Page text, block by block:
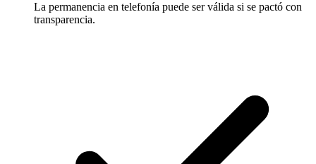
La permanencia en telefonía puede ser válida si se pactó con
transparencia.